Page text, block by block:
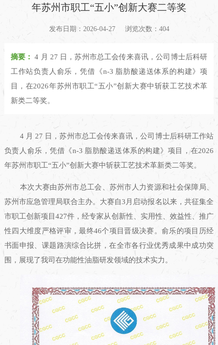
年苏州市职工“五小”创新大赛二等奖
发布日期：2026-04-27 浏览次数：404
摘要：
4 月 27 日，苏州市总工会传来喜讯，公司博士后科研
工作站负责人俞乐，凭借《n-3 脂肪酸递送体系的构建》项
目，在2026年苏州市职工“五小”创新大赛中斩获工艺技术革
新类二等奖。
4 月 27 日，苏州市总工会传来喜讯，公司博士后科研工作站
负责人俞乐，凭借《n-3 脂肪酸递送体系的构建》项目，在2026
年苏州市职工“五小”创新大赛中斩获工艺技术革新类二等奖。
本次大赛由苏州市总工会、苏州市人力资源和社会保障局、
苏州市应急管理局联合主办。大赛自3 月启动报名以来，共征集全
市职工创新项目427件，经专家从创新性、实用性、效益性、推广
性四大维度严格评审，最终46个项目晋级决赛。俞乐的项目历经
书面申报、课题路演综合比拼，在全市各行业优秀成果中成功突
围，展现了我司在功能性油脂研发领域的技术实力。